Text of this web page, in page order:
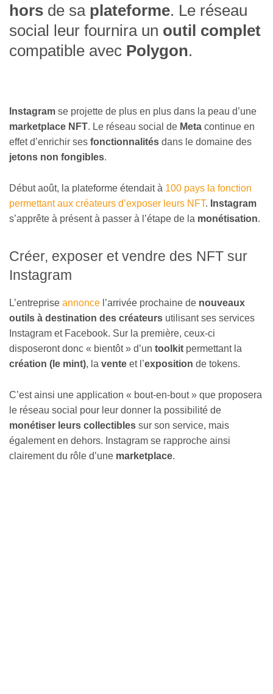
hors de sa plateforme. Le réseau
social leur fournira un outil complet
compatible avec Polygon.
Instagram se projette de plus en plus dans la peau d’une
marketplace NFT. Le réseau social de Meta continue en
effet d’enrichir ses fonctionnalités dans le domaine des
jetons non fongibles.
Début août, la plateforme étendait à 100 pays la fonction
permettant aux créateurs d’exposer leurs NFT. Instagram
s’apprête à présent à passer à l’étape de la monétisation.
Créer, exposer et vendre des NFT sur
Instagram
L’entreprise annonce l’arrivée prochaine de nouveaux
outils à destination des créateurs utilisant ses services
Instagram et Facebook. Sur la première, ceux-ci
disposeront donc « bientôt » d’un toolkit permettant la
création (le mint), la vente et l’exposition de tokens.
C’est ainsi une application « bout-en-bout » que proposera
le réseau social pour leur donner la possibilité de
monétiser leurs collectibles sur son service, mais
également en dehors. Instagram se rapproche ainsi
clairement du rôle d’une marketplace.